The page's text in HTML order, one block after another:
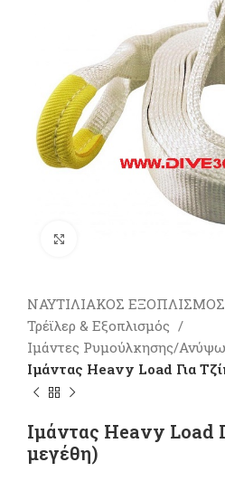
ΝΑΥΤΙΛΙΑΚΟΣ ΕΞΟΠΛΙΣΜΟΣ
Τρέϊλερ & Εξοπλισμός
Ιμάντες Ρυμούλκησης/
Iμάντας Heavy Load Για
Iμάντας Heavy Load
μεγέθη)